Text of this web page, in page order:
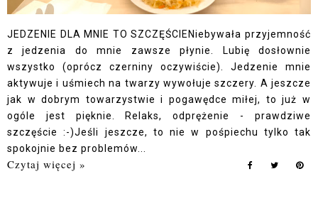
JEDZENIE DLA MNIE TO SZCZĘŚCIENiebywała przyjemność
z jedzenia do mnie zawsze płynie. Lubię dosłownie
wszystko (oprócz czerniny oczywiście). Jedzenie mnie
aktywuje i uśmiech na twarzy wywołuje szczery. A jeszcze
jak w dobrym towarzystwie i pogawędce miłej, to już w
ogóle jest pięknie. Relaks, odprężenie - prawdziwe
szczęście :-)Jeśli jeszcze, to nie w pośpiechu tylko tak
spokojnie bez problemów...
Czytaj więcej »